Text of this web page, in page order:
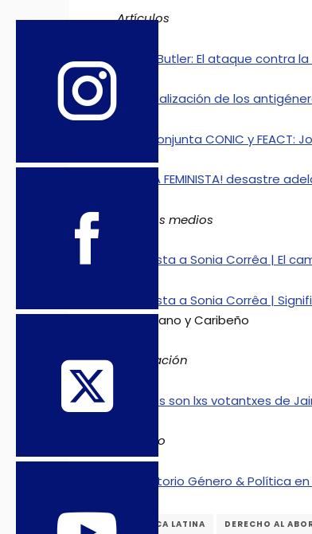
Artículos
Judith Butler: El ataque contra
La globalización de los
Nota conjunta CONIC y
¡ALERTA FEMINISTA! desastre
En otros medios
Entrevista a Sonia Corrêa | El
Entrevista a Sonia Corrêa |
Americano y Caribeño
Publicación
Quienes son lxs votantxes de
Recurso
Repositorio Género & Política
AMÉRICA LATINA DERECHO AL